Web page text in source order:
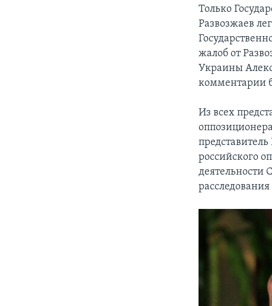
Только
Развозжаев
жалоб от
Украины
комментарии
Из всех
российского
деятельности